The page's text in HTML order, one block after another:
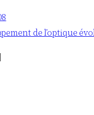
de l’optique